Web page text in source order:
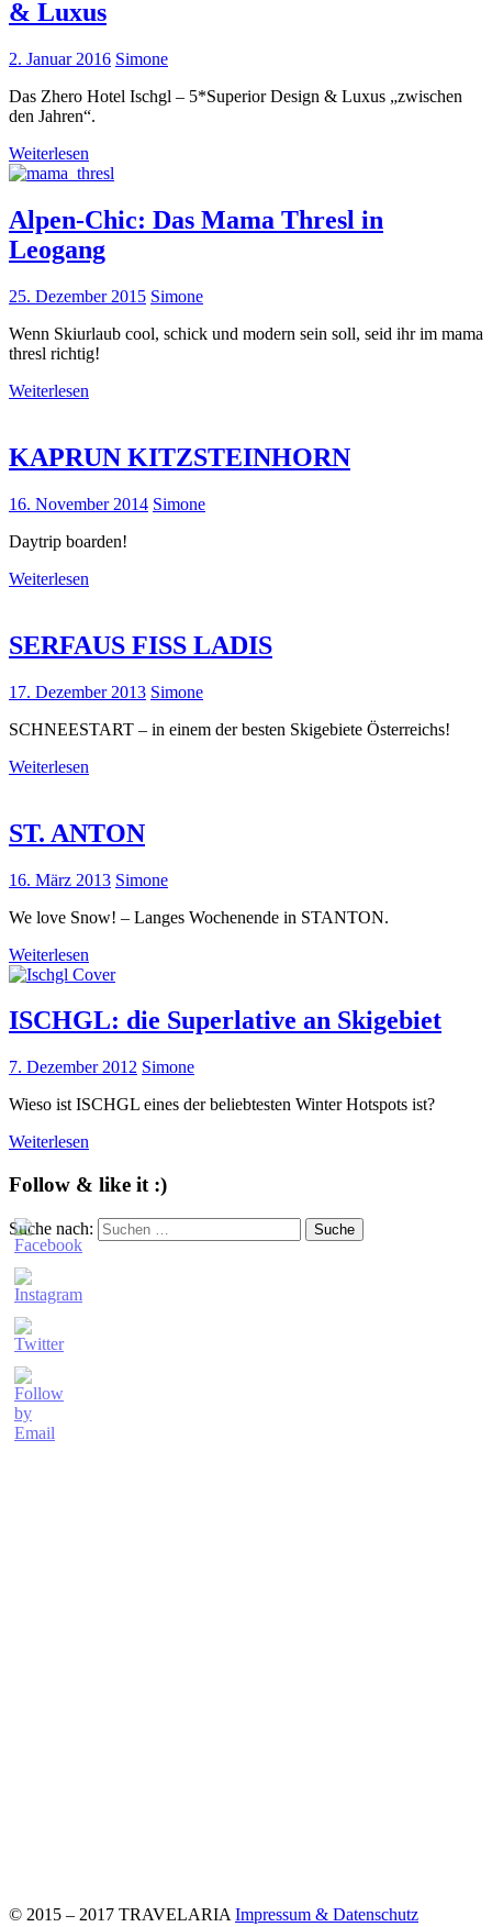
& Luxus
2. Januar 2016 Simone
Das Zhero Hotel Ischgl – 5*Superior Design & Luxus „zwischen
den Jahren“.
Weiterlesen
Alpen-Chic: Das Mama Thresl in
Leogang
25. Dezember 2015 Simone
Wenn Skiurlaub cool, schick und modern sein soll, seid ihr im mama
thresl richtig!
Weiterlesen
KAPRUN KITZSTEINHORN
16. November 2014 Simone
Daytrip boarden!
Weiterlesen
SERFAUS FISS LADIS
17. Dezember 2013 Simone
SCHNEESTART – in einem der besten Skigebiete Österreichs!
Weiterlesen
ST. ANTON
16. März 2013 Simone
We love Snow! – Langes Wochenende in STANTON.
Weiterlesen
ISCHGL: die Superlative an Skigebiet
7. Dezember 2012 Simone
Wieso ist ISCHGL eines der beliebtesten Winter Hotspots ist?
Weiterlesen
Follow & like it :)
Suche nach: Suche
© 2015 – 2017 TRAVELARIA Impressum & Datenschutz